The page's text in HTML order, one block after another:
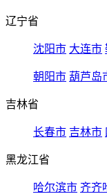
辽宁省
沈阳市 大连市
朝阳市 葫芦岛
吉林省
长春市 吉林市
黑龙江省
哈尔滨市 齐齐